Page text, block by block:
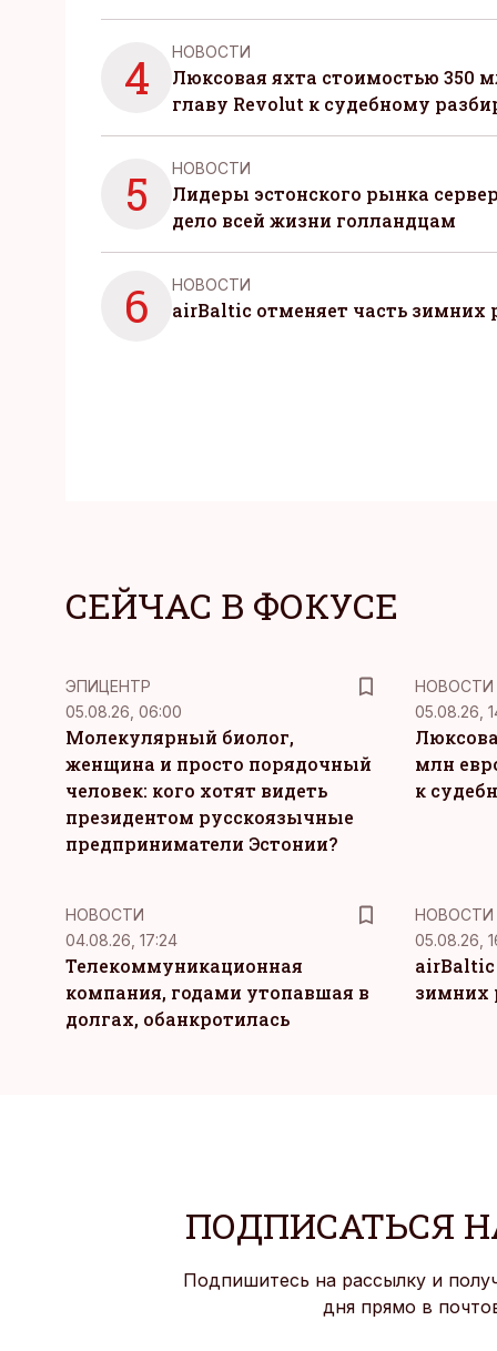
4 НОВОСТИ
Люксовая яхта стоимостью 350
главу Revolut к судебному
5 НОВОСТИ
Лидеры эстонского рынка
дело всей жизни голландцам
6 НОВОСТИ
airBaltic отменяет часть зимних
СЕЙЧАС В ФОКУСЕ
ЭПИЦЕНТР
05.08.26, 06:00
Молекулярный биолог,
женщина и просто порядочный
человек: кого хотят видеть
президентом русскоязычные
предприниматели Эстонии?
НОВОСТИ
05.08.26,
млн
к
НОВОСТИ
04.08.26, 17:24
Телекоммуникационная
компания, годами утопавшая в
долгах, обанкротилась
НОВОСТИ
05.08.26,
airBaltic
зимних
ПОДПИСАТЬСЯ
Подпишитесь на рассылку и
дня прямо в